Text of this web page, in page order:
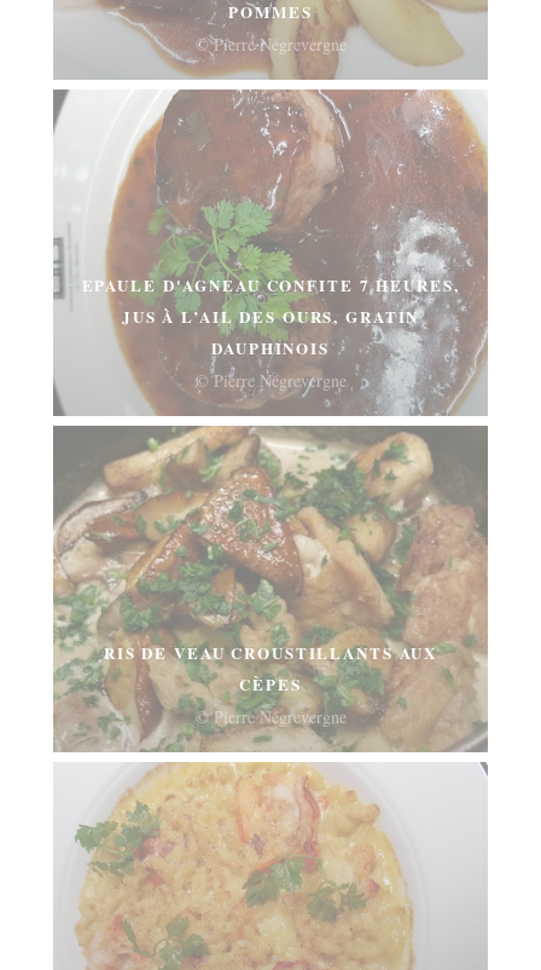
POMMES
© Pierre Négrevergne
EPAULE D'AGNEAU CONFITE 7 HEURES,
JUS À L’AIL DES OURS, GRATIN
DAUPHINOIS
© Pierre Négrevergne
RIS DE VEAU CROUSTILLANTS AUX
CÈPES
© Pierre Négrevergne